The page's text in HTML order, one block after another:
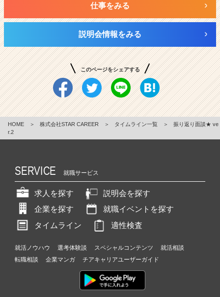
仕事をみる
説明会情報をみる
このページをシェアする
HOME ＞ 株式会社STAR CAREER ＞ タイムライン一覧 ＞
振り返り面談★ ve
r.2
SERVICE 就職サービス
求人を探す
説明会を探す
企業を探す
就職イベントを探す
タイムライン
適性検査
就活ノウハウ 選考体験談 スペシャルコンテンツ
就活相談
転職相談
企業マンガ チアキャリアユーザーガイド